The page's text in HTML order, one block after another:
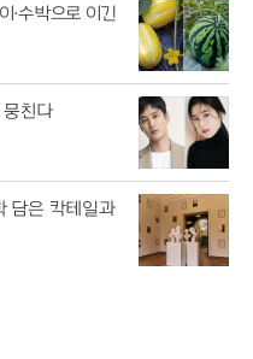
·수박으로 이긴
뭉친다
담은 칵테일과